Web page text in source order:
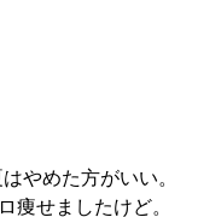
やめた方がいい。
痩せましたけど。